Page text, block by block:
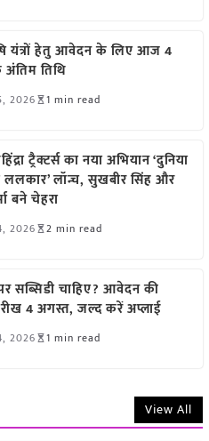
यंत्रों हेतु आवेदन के लिए आज 4
तिथि
2026 1 min read
ट्रैक्टर्स का नया अभियान ‘दुनिया
ललकार’ लॉन्च, सुखबीर सिंह और
बने चेहरा
2026 2 min read
सब्सिडी चाहिए? आवेदन की
4 अगस्त, जल्द करें अप्लाई
2026 1 min read
View All